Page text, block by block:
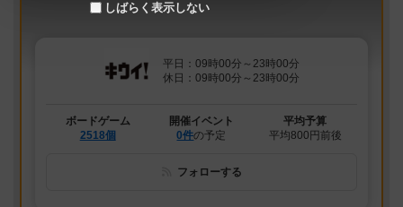
平日：09時00分～23時00分
休日：09時00分～23時00分
ボードゲーム
2518個
開催イベント
0件の予定
平均予算
平均800円前後
フォローする
しばらく表示しない